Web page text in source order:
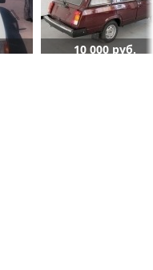
10 000 руб.